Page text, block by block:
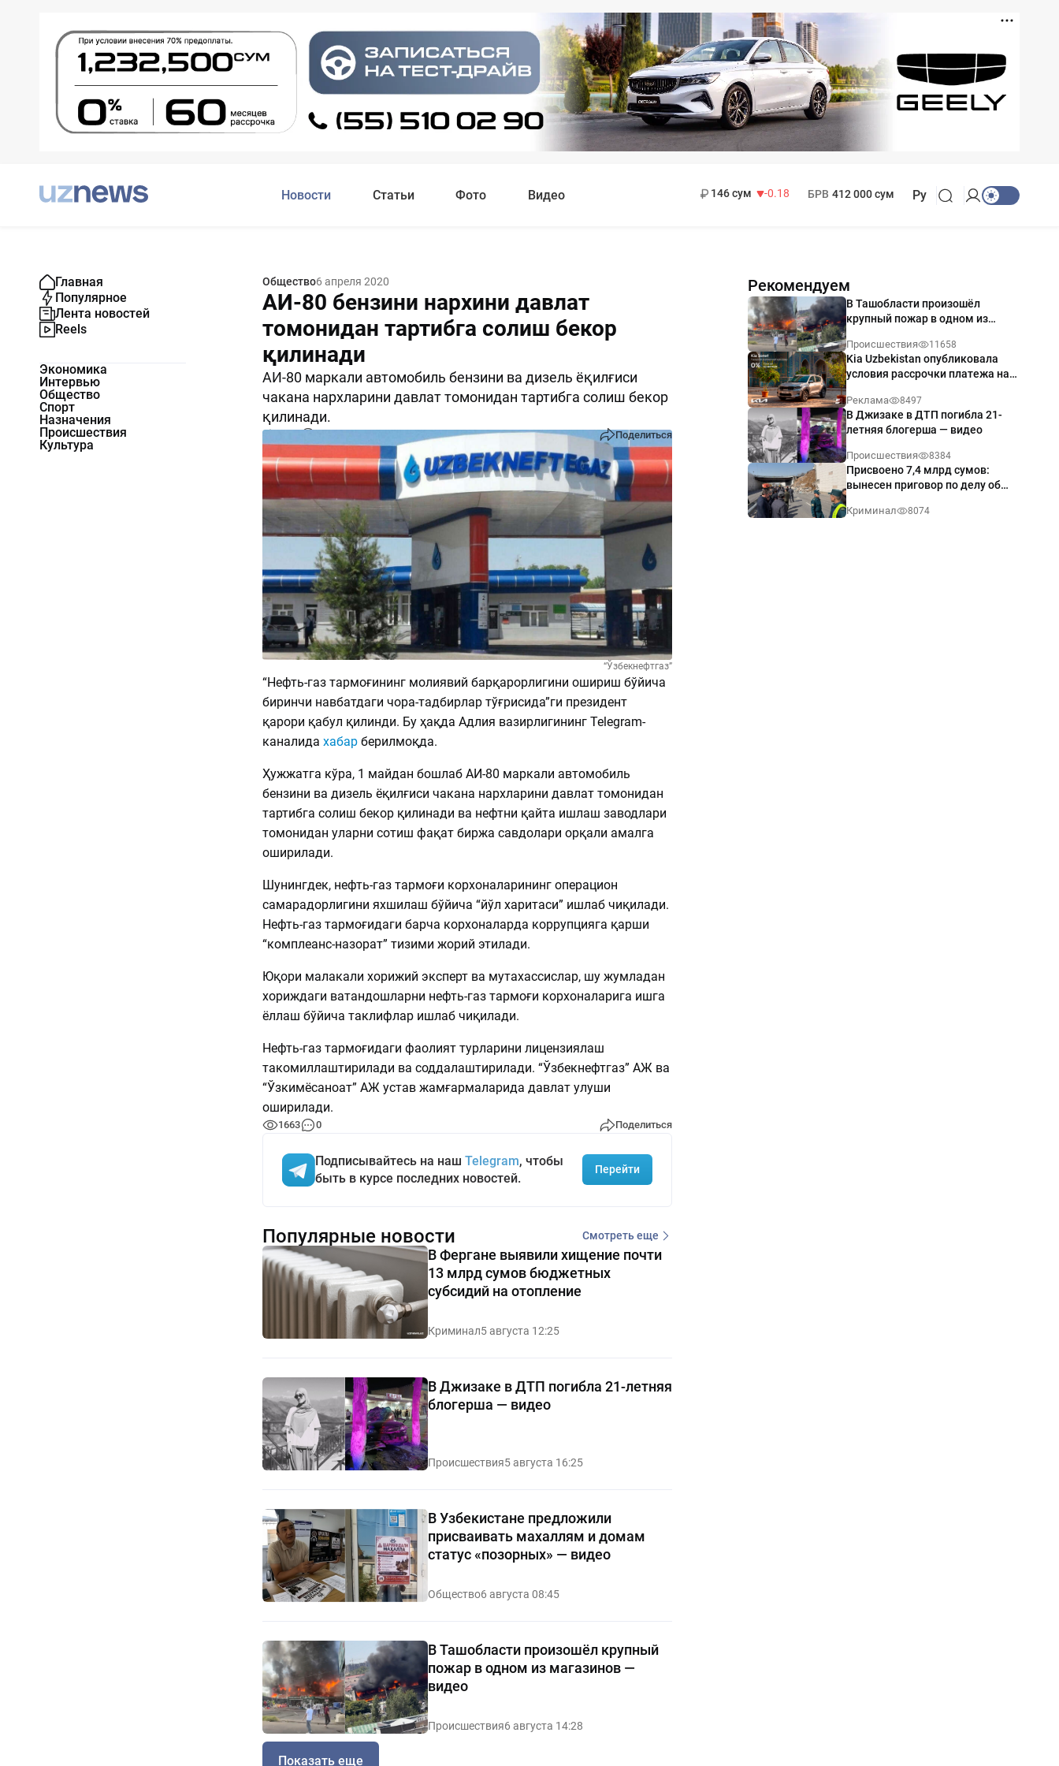
Новости Статьи Фото Видео
146 сум
-0.18
БРВ 412 000 сум Ру
Главная
Популярное
Лента новостей
Reels
Экономика
Интервью
Общество
Спорт
Назначения
Происшествия
Культура
Общество6 апреля 2020
АИ-80 бензини нархини давлат
томонидан тартибга солиш бекор
қилинади
АИ-80 маркали автомобиль бензини ва дизель ёқилғиси
чакана нархларини давлат томонидан тартибга солиш бекор
қилинади.
Поделиться
“Ўзбекнефтгаз”
“Нефть-газ тармоғининг молиявий барқарорлигини ошириш бўйича
биринчи навбатдаги чора-тадбирлар тўғрисида”ги президент
қарори қабул қилинди. Бу ҳақда Адлия вазирлигининг Telegram-
каналида хабарберилмоқда.
Ҳужжатга кўра, 1 майдан бошлаб АИ-80 маркали автомобиль
бензини ва дизель ёқилғиси чакана нархларини давлат томонидан
тартибга солиш бекор қилинади ва нефтни қайта ишлаш заводлари
томонидан уларни сотиш фақат биржа савдолари орқали амалга
оширилади.
Шунингдек, нефть-газ тармоғи корхоналарининг операцион
самарадорлигини яхшилаш бўйича “йўл харитаси” ишлаб чиқилади.
Нефть-газ тармоғидаги барча корхоналарда коррупцияга қарши
“комплеанс-назорат” тизими жорий этилади.
Юқори малакали хорижий эксперт ва мутахассислар, шу жумладан
хориждаги ватандошларни нефть-газ тармоғи корхоналарига ишга
ёллаш бўйича таклифлар ишлаб чиқилади.
Нефть-газ тармоғидаги фаолият турларини лицензиялаш
такомиллаштирилади ва соддалаштирилади. “Ўзбекнефтгаз” АЖ ва
“Ўзкимёсаноат” АЖ устав жамғармаларида давлат улуши
оширилади.
1663 0 Поделиться
Подписывайтесь на наш Telegram, чтобы
быть в курсе последних новостей.
Перейти
Рекомендуем
В Ташобласти произошёл
крупный пожар в одном из
Происшествия 11658
Kia Uzbekistan опубликовала
условия рассрочки платежа на
годовых
Реклама 8497
В Джизаке в ДТП погибла 21-
летняя блогерша — видео
Происшествия 8384
Присвоено 7,4 млрд сумов:
вынесен приговор по делу об
Ташкенте
Криминал 8074
Популярные новости Смотреть еще
В Фергане выявили хищение почти
13 млрд сумов бюджетных
субсидий на отопление
Криминал5 августа 12:25
В Джизаке в ДТП погибла 21-летняя
блогерша — видео
Происшествия5 августа 16:25
В Узбекистане предложили
присваивать махаллям и домам
статус «позорных» — видео
Общество6 августа 08:45
В Ташобласти произошёл крупный
пожар в одном из магазинов —
видео
Происшествия6 августа 14:28
Показать еще